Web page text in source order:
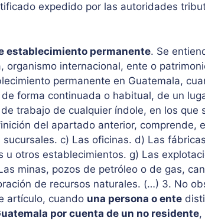
expedido por las autoridades
establecimiento permanente. Se
organismo internacional, ente o
permanente en Guatemala,
forma continuada o habitual, de un
trabajo de cualquier índole, en los que
del apartado anterior, comprende,
c) Las oficinas. d) Las
u otros establecimientos. g) Las
minas, pozos de petróleo o de gas,
de recursos naturales. (…) 3. No
artículo, cuando una persona o ente
por cuenta de un no residente,